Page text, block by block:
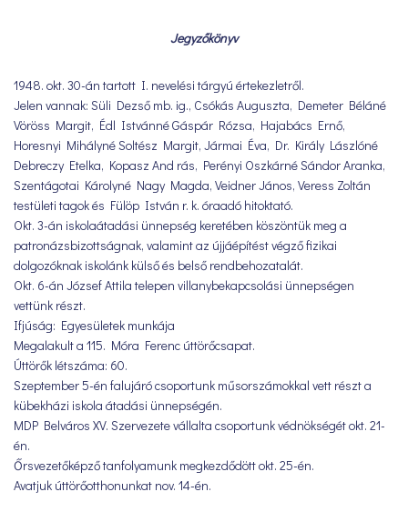
Jegyzőkönyv
1948. okt. 30-án tartott I. nevelési tárgyú értekezletről.
Jelen vannak: Süli Dezső mb. ig., Csókás Auguszta, Demeter Béláné
Vöröss Margit, Édl Istvánné Gáspár Rózsa, Hajabács Ernő,
Horesnyi Mihályné Soltész Margit, Jármai Éva, Dr. Király Lászlóné
Debreczy Etelka, Kopasz And rás, Perényi Oszkárné Sándor Aranka,
Szentágotai Károlyné Nagy Magda, Veidner János, Veress Zoltán
testületi tagok és Fülöp István r. k. óraadó hitoktató.
Okt. 3-án iskolaátadási ünnepség keretében köszöntük meg a
patronázsbizottságnak, valamint az újjáépítést végző fizikai
dolgozóknak iskolánk külső és belső rendbehozatalát.
Okt. 6-án József Attila telepen villanybekapcsolási ünnepségen
vettünk részt.
Ifjúság: Egyesületek munkája
Megalakult a 115. Móra Ferenc úttörőcsapat.
Úttörők létszáma: 60.
Szeptember 5-én falujáró csoportunk műsorszámokkal vett részt a
kübekházi iskola átadási ünnepségén.
MDP Belváros XV. Szervezete vállalta csoportunk védnökségét okt. 21-
én.
Őrsvezetőképző tanfolyamunk megkezdődött okt. 25-én.
Avatjuk úttörőotthonunkat nov. 14-én.